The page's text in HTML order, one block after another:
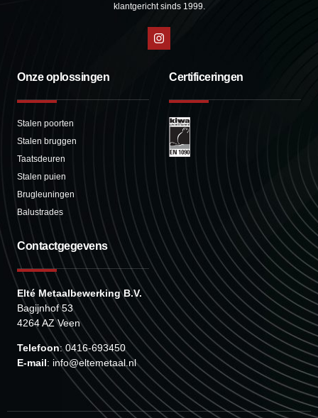
klantgericht sinds 1999.
Onze oplossingen
Stalen poorten
Stalen bruggen
Taatsdeuren
Stalen puien
Brugleuningen
Balustrades
Certificeringen
Contactgegevens
Elté Metaalbewerking B.V.
Bagijnhof 53
4264 AZ Veen
Telefoon: 0416-693450
E-mail: info@eltemetaal.nl